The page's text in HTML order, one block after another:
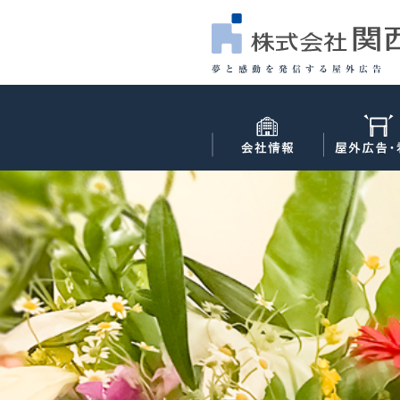
夢と感動を発信する屋外広告